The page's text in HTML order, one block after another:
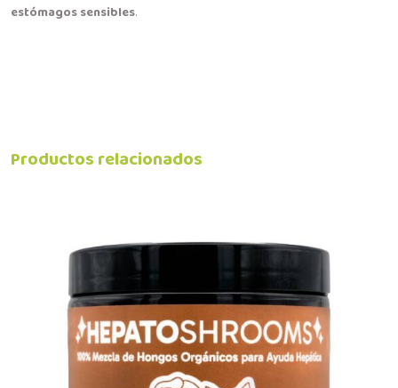
estómagos sensibles.
Productos relacionados